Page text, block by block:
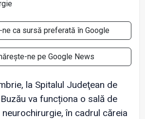
ne ca sursă preferată în Google
ne pe Google News
la Spitalul Judeţean de
va funcționa o sală de
în cadrul căreia